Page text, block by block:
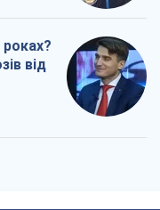
роках?
від